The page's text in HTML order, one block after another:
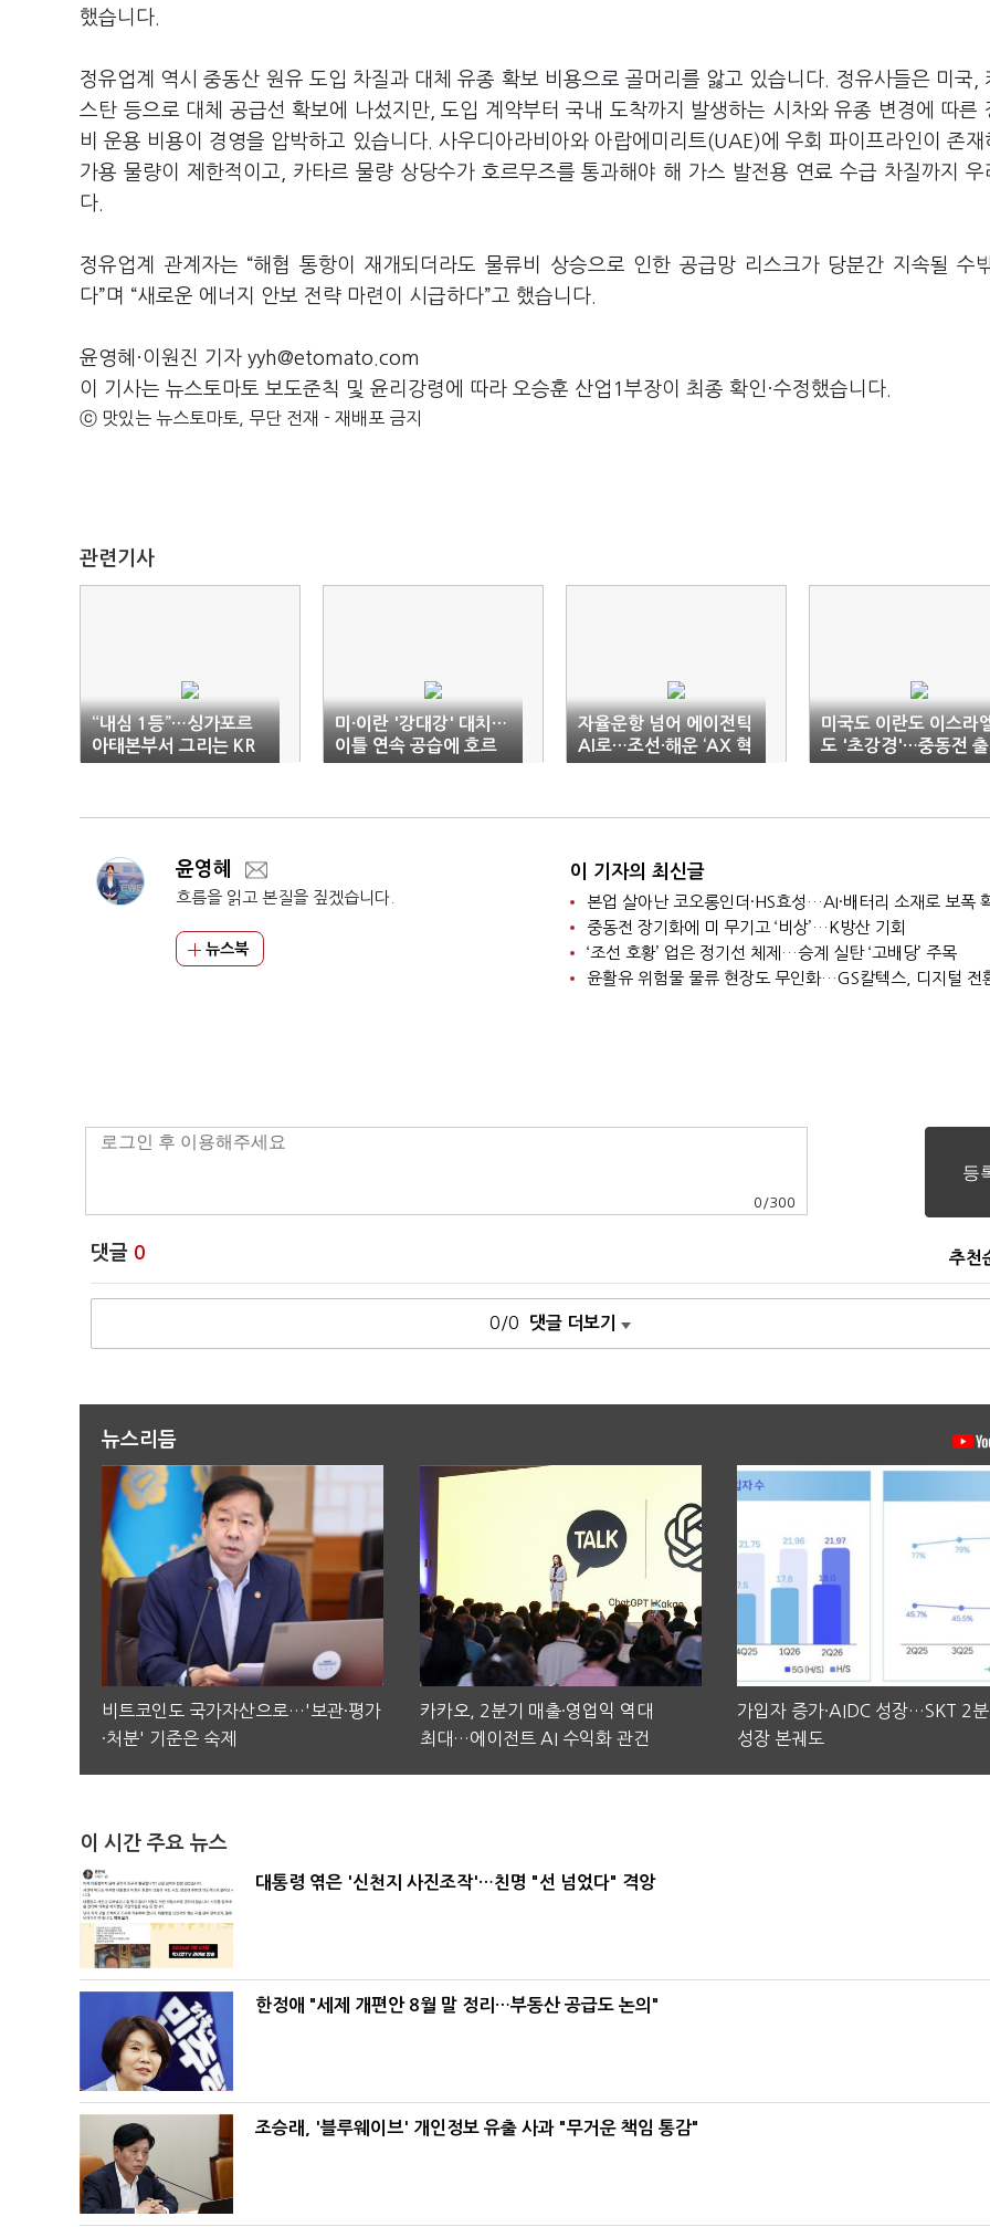
했습니다.
정유업계 역시 중동산 원유 도입 차질과 대체 유종 확보 비용으로 골머리를 앓고 있습니다. 정유사들은 미국,
스탄 등으로 대체 공급선 확보에 나섰지만, 도입 계약부터 국내 도착까지 발생하는 시차와 유종 변경에 따른
비 운용 비용이 경영을 압박하고 있습니다. 사우디아라비아와 아랍에미리트(UAE)에 우회 파이프라인이 존재
가용 물량이 제한적이고, 카타르 물량 상당수가 호르무즈를 통과해야 해 가스 발전용 연료 수급 차질까지 우
다.
정유업계 관계자는 “해협 통항이 재개되더라도 물류비 상승으로 인한 공급망 리스크가 당분간 지속될 수
다”며 “새로운 에너지 안보 전략 마련이 시급하다”고 했습니다.
윤영혜·이원진 기자 yyh@etomato.com
이 기사는 뉴스토마토 보도준칙 및 윤리강령에 따라 오승훈 산업1부장이 최종 확인·수정했습니다.
ⓒ 맛있는 뉴스토마토, 무단 전재 - 재배포 금지
관련기사
“내심 1등”…싱가포르
아태본부서 그리는 KR
의 기술 표준
미·이란 '강대강' 대치…
이틀 연속 공습에 호르
무즈 전면 폐쇄
자율운항 넘어 에이전틱
AI로…조선·해운 ‘AX 혁
신’ 속도
미국도 이란도 이스라
도 '초강경'…중동전 출
구 '깜깜'
윤영혜
흐름을 읽고 본질을 짚겠습니다.
뉴스북
이 기자의 최신글
본업 살아난 코오롱인더·HS효성…AI·배터리 소재로 보폭
중동전 장기화에 미 무기고 ‘비상’…K방산 기회
‘조선 호황’ 업은 정기선 체제…승계 실탄 ‘고배당’ 주목
윤활유 위험물 물류 현장도 무인화…GS칼텍스, 디지털 전
0 /300
댓글 0 추천
0/0 댓글 더보기
뉴스리듬
비트코인도 국가자산으로…'보관·평가
·처분' 기준은 숙제
카카오, 2분기 매출·영업익 역대
최대…에이전트 AI 수익화 관건
가입자 증가·AIDC 성장…SKT 2
성장 본궤도
이 시간 주요 뉴스
대통령 엮은 '신천지 사진조작'…친명 "선 넘었다" 격앙
한정애 "세제 개편안 8월 말 정리…부동산 공급도 논의"
조승래, '블루웨이브' 개인정보 유출 사과 "무거운 책임 통감"